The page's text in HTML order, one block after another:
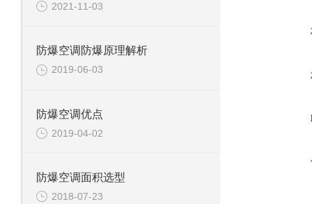
2021-11-03
防爆空调防爆原理解析
2019-06-03
防爆空调优点
2019-04-02
防爆空调面积选型
2018-07-23